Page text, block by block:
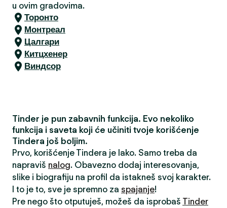
u ovim gradovima.
Торонто
Монтреал
Цалгари
Китцхенер
Виндсор
Tinder je pun zabavnih funkcija. Evo nekoliko
funkcija i saveta koji će učiniti tvoje korišćenje
Tindera još boljim.
Prvo, korišćenje Tindera je lako. Samo treba da
napraviš nalog. Obavezno dodaj interesovanja,
slike i biografiju na profil da istakneš svoj karakter.
I to je to, sve je spremno za spajanje!
Pre nego što otputuješ, možeš da isprobaš Tinder